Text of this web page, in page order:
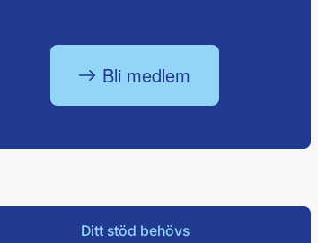
Bli medlem
Ditt stöd behövs